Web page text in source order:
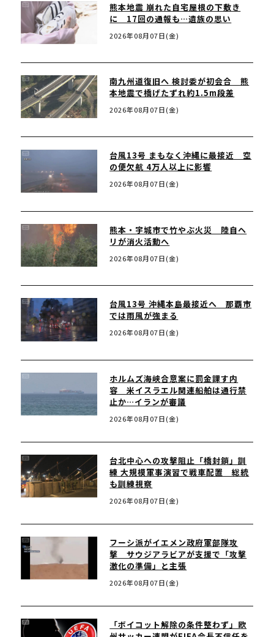
熊本地震 崩れた自宅屋根の下敷き
に 17回の通報も…遺族の思い
2026年08月07日(金)
南九州道復旧へ 検討委が初会合 熊
本地震で橋げたずれ約1.5m段差
2026年08月07日(金)
台風13号 まもなく沖縄に最接近 空
の便欠航 4万人以上に影響
2026年08月07日(金)
熊本・宇城市で竹やぶ火災 陸自ヘ
リが消火活動へ
2026年08月07日(金)
台風13号 沖縄本島最接近へ 那覇市
では雨風が強まる
2026年08月07日(金)
ホルムズ海峡合意案に罰金課す内
容 米イスラエル関連船舶は通行禁
止か…イランが審議
2026年08月07日(金)
台北中心への攻撃阻止「橋封鎖」訓
練 大規模軍事演習で戦車配置 総統
も訓練視察
2026年08月07日(金)
フーシ派がイエメン政府軍部隊攻
撃 サウジアラビアが支援で「攻撃
激化の準備」と主張
2026年08月07日(金)
「ボイコット解除の条件整わず」欧